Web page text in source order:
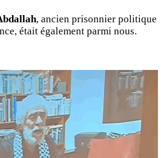
, ancien prisonnier politique
était également parmi nous.